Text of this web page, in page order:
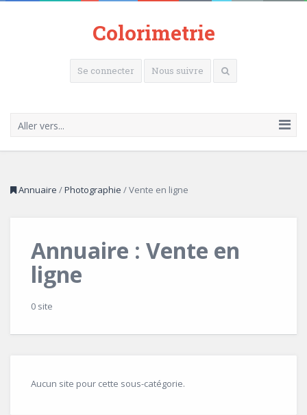
Colorimetrie
Se connecter Nous suivre
Aller vers...
Annuaire /Photographie /Vente en ligne
Annuaire : Vente en
ligne
0 site
Aucun site pour cette sous-catégorie.